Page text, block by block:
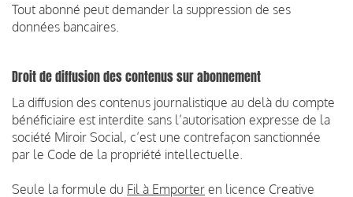
Tout abonné peut demander la suppression de ses
données bancaires.
Droit de diffusion des contenus sur abonnement
La diffusion des contenus journalistique au delà du compte
bénéficiaire est interdite sans l’autorisation expresse de la
société Miroir Social, c’est une contrefaçon sanctionnée
par le Code de la propriété intellectuelle.
Seule la formule du Fil à Emporter en licence Creative